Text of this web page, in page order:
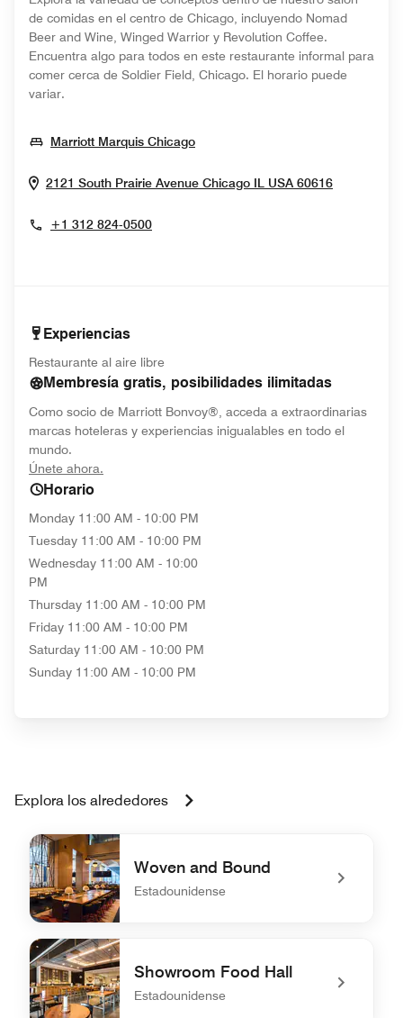
de comidas en el centro de Chicago, incluyendo Nomad
Beer and Wine, Winged Warrior y Revolution Coffee.
Encuentra algo para todos en este restaurante informal para
comer cerca de Soldier Field, Chicago. El horario puede
variar.
Marriott Marquis ChicagoOpens In New Window
2121 South Prairie Avenue Chicago IL USA 60616Opens In
+1 312 824-0500
Experiencias
Restaurante al aire libre
Membresía gratis, posibilidades ilimitadas
Como socio de Marriott Bonvoy®, acceda a extraordinarias
marcas hoteleras y experiencias inigualables en todo el
mundo.
Únete ahora.
Horario
Monday 11:00 AM - 10:00 PM
Tuesday 11:00 AM - 10:00 PM
Wednesday 11:00 AM - 10:00
PM
Thursday 11:00 AM - 10:00 PM
Friday 11:00 AM - 10:00 PM
Saturday 11:00 AM - 10:00 PM
Sunday 11:00 AM - 10:00 PM
Explora los alrededores
Woven and Bound
Estadounidense
undefined Woven and Bound
Showroom Food Hall
Estadounidense